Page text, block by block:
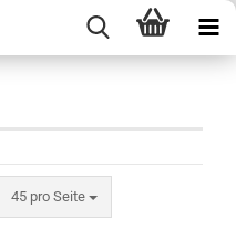
45 pro Seite
pro Seite